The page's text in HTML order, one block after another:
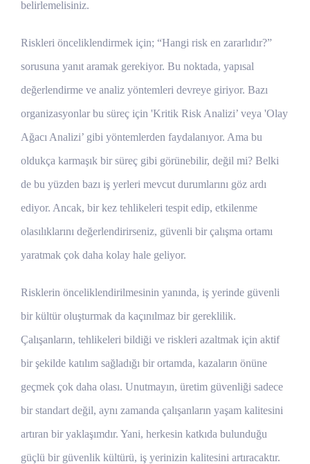
belirlemelisiniz.
Riskleri önceliklendirmek için; “Hangi risk en zararlıdır?”
sorusuna yanıt aramak gerekiyor. Bu noktada, yapısal
değerlendirme ve analiz yöntemleri devreye giriyor. Bazı
organizasyonlar bu süreç için 'Kritik Risk Analizi’ veya 'Olay
Ağacı Analizi’ gibi yöntemlerden faydalanıyor. Ama bu
oldukça karmaşık bir süreç gibi görünebilir, değil mi? Belki
de bu yüzden bazı iş yerleri mevcut durumlarını göz ardı
ediyor. Ancak, bir kez tehlikeleri tespit edip, etkilenme
olasılıklarını değerlendirirseniz, güvenli bir çalışma ortamı
yaratmak çok daha kolay hale geliyor.
Risklerin önceliklendirilmesinin yanında, iş yerinde güvenli
bir kültür oluşturmak da kaçınılmaz bir gereklilik.
Çalışanların, tehlikeleri bildiği ve riskleri azaltmak için aktif
bir şekilde katılım sağladığı bir ortamda, kazaların önüne
geçmek çok daha olası. Unutmayın, üretim güvenliği sadece
bir standart değil, aynı zamanda çalışanların yaşam kalitesini
artıran bir yaklaşımdır. Yani, herkesin katkıda bulunduğu
güçlü bir güvenlik kültürü, iş yerinizin kalitesini artıracaktır.